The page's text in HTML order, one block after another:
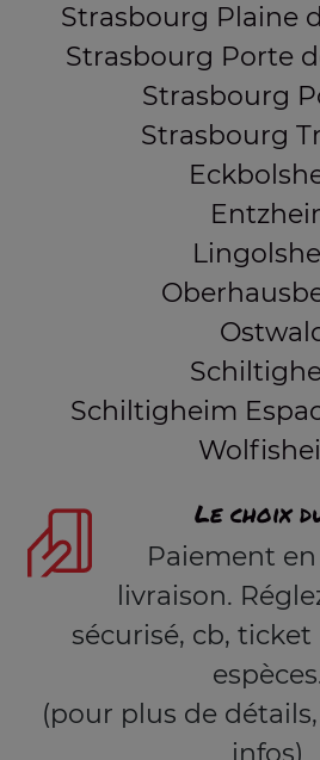
Strasbourg Plaine
Strasbourg Porte
Strasbourg
Strasbourg
Schiltigheim
Le choix
Paiement
livraison.
sécurisé, cb,
(pour plus de
infos)